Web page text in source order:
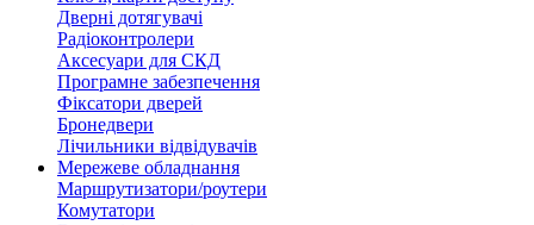
Дверні дотягувачі
Радіоконтролери
Аксесуари для СКД
Програмне забезпечення
Фіксатори дверей
Бронедвери
Лічильники відвідувачів
Мережеве обладнання
Маршрутизатори/роутери
Комутатори